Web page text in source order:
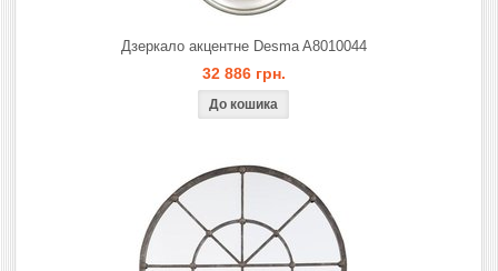
Дзеркало акцентне Desma A8010044
32 886 грн.